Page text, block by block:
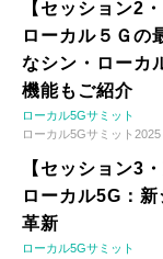
【セッション2
ローカル５Ｇ
なシン・ローカ
機能もご紹介
ローカル5Gサミット
ローカル5Gサミット2025
【セッション3
ローカル5G：
革新
ローカル5Gサミット